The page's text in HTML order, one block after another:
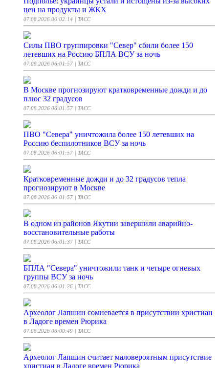
цен на продукты и ЖКХ
07.08.2026 06:02:14 | ТАСС
Силы ПВО группировки "Север" сбили более 150
летевших на Россию БПЛА ВСУ за ночь
07.08.2026 06:01:57 | ТАСС
В Москве прогнозируют кратковременные дожди и до
плюс 32 градусов
07.08.2026 06:01:57 | ТАСС
ПВО "Севера" уничтожила более 150 летевших на
Россию беспилотников ВСУ за ночь
07.08.2026 06:01:57 | ТАСС
Кратковременные дожди и до 32 градусов тепла
прогнозируют в Москве
07.08.2026 06:01:57 | ТАСС
В одном из районов Якутии завершили аварийно-
восстановительные работы
07.08.2026 06:01:37 | ТАСС
БПЛА "Севера" уничтожили танк и четыре огневых
группы ВСУ за ночь
07.08.2026 06:01:26 | ТАСС
Археолог Лапшин сомневается в присутствии христиан
в Ладоге времен Рюрика
07.08.2026 06:00:49 | ТАСС
Археолог Лапшин считает маловероятным присутствие
христиан в Ладоге времен Рюрика